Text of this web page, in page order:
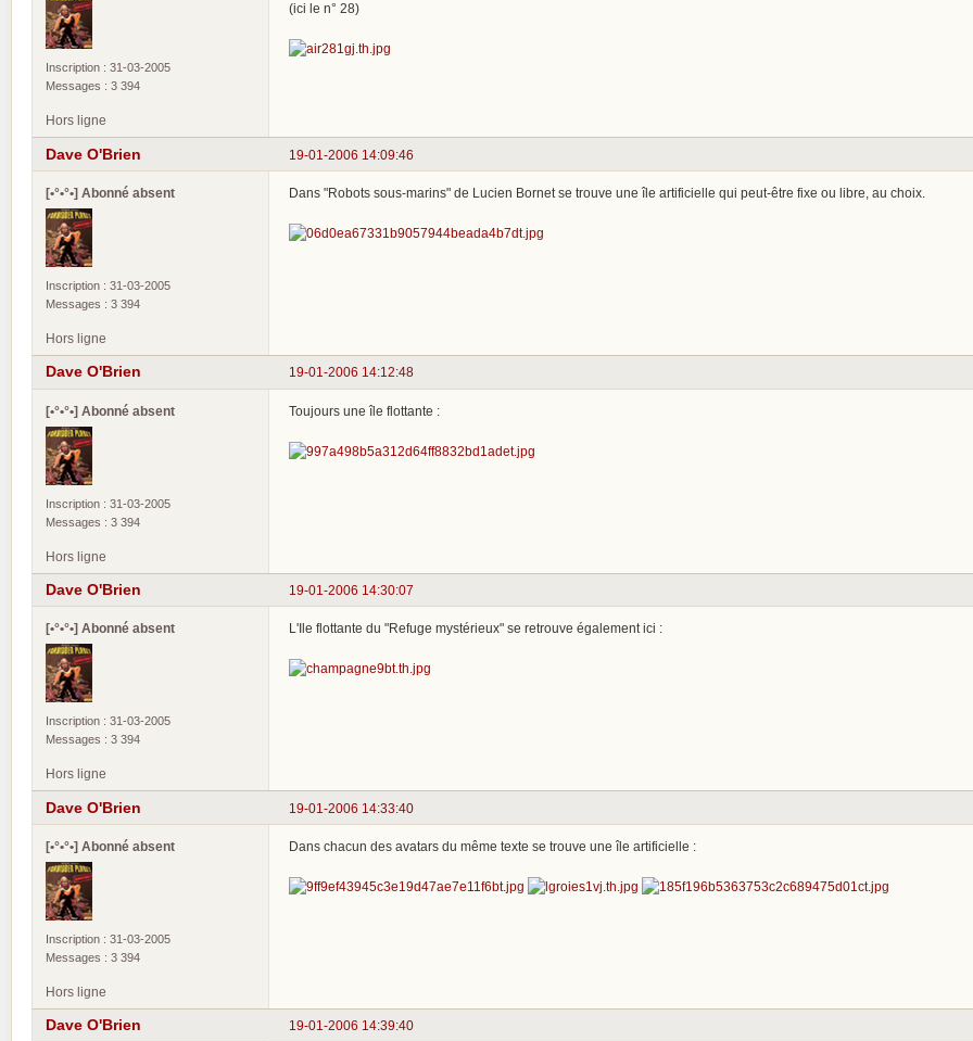
Inscription : 31-03-2005
Messages : 3 394
(ici le n° 28)
Hors ligne
19-01-2006 14:09:46
Dave O'Brien
[•°•°•] Abonné absent
Inscription : 31-03-2005
Messages : 3 394
Dans "Robots sous-marins" de Lucien Bornet se trouve une île artificielle qui peut-être fixe ou libre, au choix.
Hors ligne
19-01-2006 14:12:48
Dave O'Brien
[•°•°•] Abonné absent
Inscription : 31-03-2005
Messages : 3 394
Toujours une île flottante :
Hors ligne
19-01-2006 14:30:07
Dave O'Brien
[•°•°•] Abonné absent
Inscription : 31-03-2005
Messages : 3 394
L'Ile flottante du "Refuge mystérieux" se retrouve également ici :
Hors ligne
19-01-2006 14:33:40
Dave O'Brien
[•°•°•] Abonné absent
Inscription : 31-03-2005
Messages : 3 394
Dans chacun des avatars du même texte se trouve une île artificielle :
Hors ligne
19-01-2006 14:39:40
Dave O'Brien